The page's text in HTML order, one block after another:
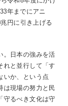
年までにアニ
円に引き上げる
。日本の強みを活
れと並行して「す
いか、という点
は現場の努力と民
守るべき文化は守